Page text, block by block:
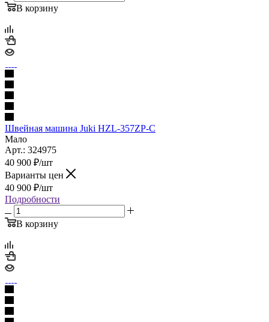
В корзину
Швейная машина Juki HZL-357ZP-C
Мало
Арт.: 324975
40 900 ₽/шт
Варианты цен
40 900 ₽/шт
Подробности
В корзину